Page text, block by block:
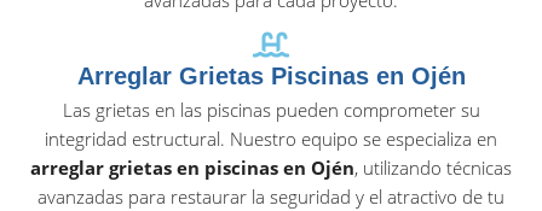
Arreglar Grietas Piscinas en Ojén
Las grietas en las piscinas pueden comprometer su
integridad estructural. Nuestro equipo se especializa en
arreglar grietas en piscinas en Ojén, utilizando técnicas
avanzadas para restaurar la seguridad y el atractivo de tu